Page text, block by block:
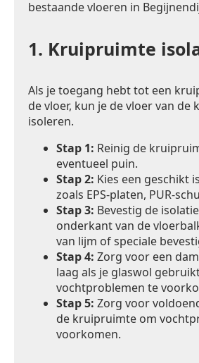
bestaande vloeren in
1. Kruipruimte
Als je toegang hebt tot een
de vloer, kun je de vloer van de
isoleren.
Stap 1: Reinig de
eventueel puin.
Stap 2: Kies een geschikt
zoals EPS-platen, PUR-
Stap 3: Bevestig de
onderkant van de
van lijm of speciale
Stap 4: Zorg voor een
laag als je glaswol
vochtproblemen te
Stap 5: Zorg voor
de kruipruimte om
voorkomen.